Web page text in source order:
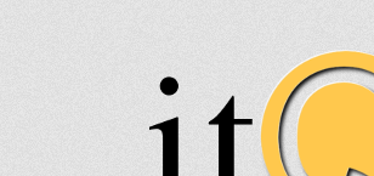
itQ
Itkua ja